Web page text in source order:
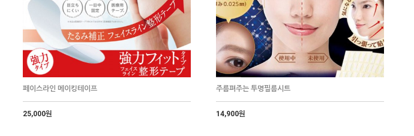
페이스라인 메이킹테이프
25,000원
주름펴주는 투명필름시트
14,900원